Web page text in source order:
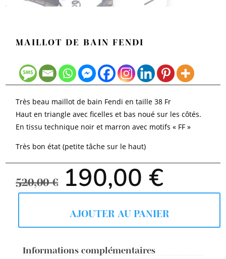
MAILLOT DE BAIN FENDI
Très beau maillot de bain Fendi en taille 38 Fr
Haut en triangle avec ficelles et bas noué sur les côtés.
En tissu technique noir et marron avec motifs « FF »
Très bon état (petite tâche sur le haut)
520,00€
Le
prix
initial
520,00 €.
190,00€Le
actuel
AJOUTER AU PANIER
Informations complémentaires